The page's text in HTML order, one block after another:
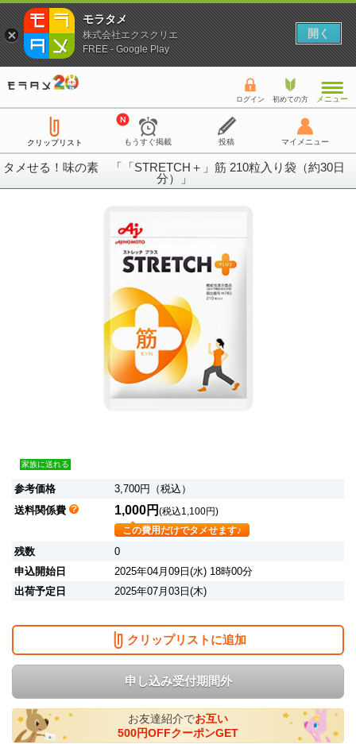
ログイン 初めての方 メニュー
クリップリスト もうすぐ掲載 投稿 マイメニュー
タメせる！味の素 「「STRETCH＋」筋 210粒入り袋（約30日
分）」
家族に送れる
参考価格
3,700円（税込）
送料関係費
1,000円 (税込1,100円)
この費用だけでタメせます♪
残数
0
申込開始日
2025年04月09日(水) 18時00分
出荷予定日
2025年07月03日(木)
クリップリストに追加
申し込み受付期間外
お友達紹介でお互い
500円OFFクーポンGET
モラタメ
株式会社エクスクリエ
FREE - Google Play
開く